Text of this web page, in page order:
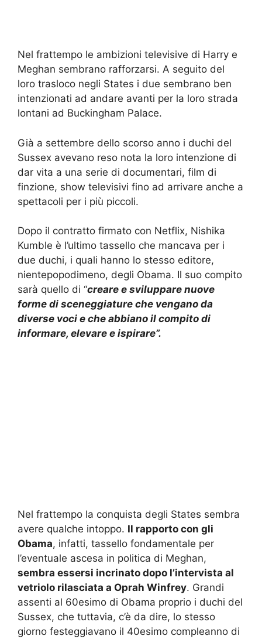
Nel frattempo le ambizioni televisive di Harry e
Meghan sembrano rafforzarsi. A seguito del
loro trasloco negli States i due sembrano ben
intenzionati ad andare avanti per la loro strada
lontani ad Buckingham Palace.
Già a settembre dello scorso anno i duchi del
Sussex avevano reso nota la loro intenzione di
dar vita a una serie di documentari, film di
finzione, show televisivi fino ad arrivare anche a
spettacoli per i più piccoli.
Dopo il contratto firmato con Netflix, Nishika
Kumble è l’ultimo tassello che mancava per i
due duchi, i quali hanno lo stesso editore,
nientepopodimeno, degli Obama. Il suo compito
sarà quello di “creare e sviluppare nuove
forme di sceneggiature che vengano da
diverse voci e che abbiano il compito di
informare, elevare e ispirare”.
Nel frattempo la conquista degli States sembra
avere qualche intoppo. Il rapporto con gli
Obama, infatti, tassello fondamentale per
l’eventuale ascesa in politica di Meghan,
sembra essersi incrinato dopo l’intervista al
vetriolo rilasciata a Oprah Winfrey. Grandi
assenti al 60esimo di Obama proprio i duchi del
Sussex, che tuttavia, c’è da dire, lo stesso
giorno festeggiavano il 40esimo compleanno di